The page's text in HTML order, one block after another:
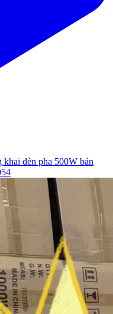
đèn pha 500W bản